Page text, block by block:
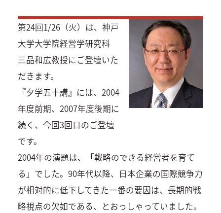
第24回1/26（火）は、神戸
大学大学院経営学研究科
三品和広教授にご登壇いた
だきます。
『夕学五十講』には、2004
年度前期、2007年度後期に
続く、今回3回目のご登壇
です。
2004年の演題は、「戦略のできる経営者を育て
る」でした。90年代以降、日本企業の国際競争力
が相対的に低下してきた一番の要因は、長期的戦
略視点の欠如である、とおっしゃっていました。